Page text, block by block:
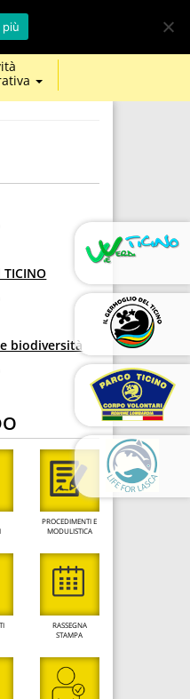
biodiversità
PROCEDIMENTI E
MODULISTICA
RASSEGNA
STAMPA